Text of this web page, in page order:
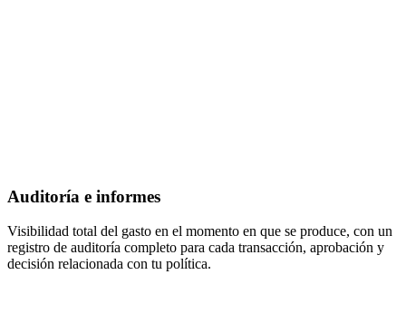
Auditoría e informes
Visibilidad total del gasto en el momento en que se produce, con un
registro de auditoría completo para cada transacción, aprobación y
decisión relacionada con tu política.